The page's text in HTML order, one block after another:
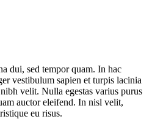
dui, sed tempor quam. In hac
vestibulum sapien et turpis lacinia
velit. Nulla egestas varius purus
auctor eleifend. In nisl velit,
eu risus.